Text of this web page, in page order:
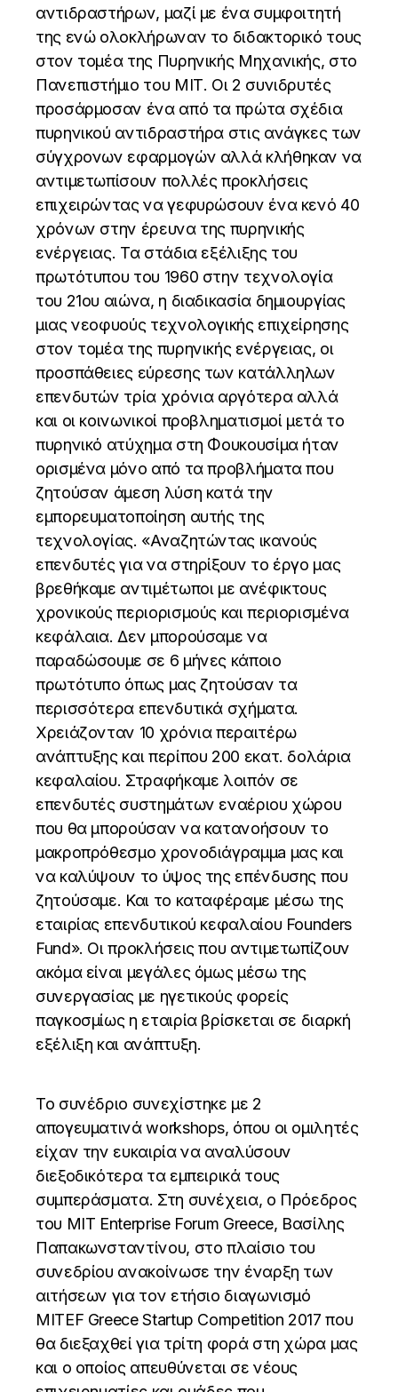
αντιδραστήρων, μαζί με ένα συμφοιτητή
της ενώ ολοκλήρωναν το διδακτορικό τους
στον τομέα της Πυρηνικής Μηχανικής, στο
Πανεπιστήμιο του ΜΙΤ. Οι 2 συνιδρυτές
προσάρμοσαν ένα από τα πρώτα σχέδια
πυρηνικού αντιδραστήρα στις ανάγκες των
σύγχρονων εφαρμογών αλλά κλήθηκαν να
αντιμετωπίσουν πολλές προκλήσεις
επιχειρώντας να γεφυρώσουν ένα κενό 40
χρόνων στην έρευνα της πυρηνικής
ενέργειας. Τα στάδια εξέλιξης του
πρωτότυπου του 1960 στην τεχνολογία
του 21ου αιώνα, η διαδικασία δημιουργίας
μιας νεοφυούς τεχνολογικής επιχείρησης
στον τομέα της πυρηνικής ενέργειας, οι
προσπάθειες εύρεσης των κατάλληλων
επενδυτών τρία χρόνια αργότερα αλλά
και οι κοινωνικοί προβληματισμοί μετά το
πυρηνικό ατύχημα στη Φουκουσίμα ήταν
ορισμένα μόνο από τα προβλήματα που
ζητούσαν άμεση λύση κατά την
εμπορευματοποίηση αυτής της
τεχνολογίας. «Αναζητώντας ικανούς
επενδυτές για να στηρίξουν το έργο μας
βρεθήκαμε αντιμέτωποι με ανέφικτους
χρονικούς περιορισμούς και περιορισμένα
κεφάλαια. Δεν μπορούσαμε να
παραδώσουμε σε 6 μήνες κάποιο
πρωτότυπο όπως μας ζητούσαν τα
περισσότερα επενδυτικά σχήματα.
Χρειάζονταν 10 χρόνια περαιτέρω
ανάπτυξης και περίπου 200 εκατ. δολάρια
κεφαλαίου. Στραφήκαμε λοιπόν σε
επενδυτές συστημάτων εναέριου χώρου
που θα μπορούσαν να κατανοήσουν το
μακροπρόθεσμο χρονοδιάγραμμa μας και
να καλύψουν το ύψος της επένδυσης που
ζητούσαμε. Και το καταφέραμε μέσω της
εταιρίας επενδυτικού κεφαλαίου Founders
Fund». Οι προκλήσεις που αντιμετωπίζουν
ακόμα είναι μεγάλες όμως μέσω της
συνεργασίας με ηγετικούς φορείς
παγκοσμίως η εταιρία βρίσκεται σε διαρκή
εξέλιξη και ανάπτυξη.
Το συνέδριο συνεχίστηκε με 2
απογευματινά workshops, όπου οι ομιλητές
είχαν την ευκαιρία να αναλύσουν
διεξοδικότερα τα εμπειρικά τους
συμπεράσματα. Στη συνέχεια, ο Πρόεδρος
του ΜΙΤ Enterprise Forum Greece, Βασίλης
Παπακωνσταντίνου, στο πλαίσιο του
συνεδρίου ανακοίνωσε την έναρξη των
αιτήσεων για τον ετήσιο διαγωνισμό
MITEF Greece Startup Competition 2017 που
θα διεξαχθεί για τρίτη φορά στη χώρα μας
και ο οποίος απευθύνεται σε νέους